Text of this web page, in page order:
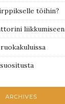
töihin?
liikkumiseen
ARCHIVES